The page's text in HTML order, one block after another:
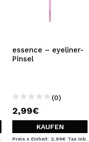
essence – eyeliner-
Pinsel
(0)
2,99€
KAUFEN
Preis x Einheit: 2,99€ Tax Inb.